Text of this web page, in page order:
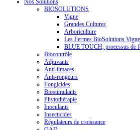
Nos Solutions
BIOSOLUTIONS
Vigne
Grandes Cultures
Arboriculture
Les Fermes BioSolutions Vigne
BLUE TOUCH, processus de
Biocontrôle
Adjuvants
Anti-limaces
Anti-rongeurs
Fongicides
Biostimulants
Phytothérapie
Inoculants
Insecticides
Régulateurs de croissance